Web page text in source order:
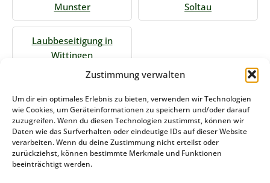
Zustimmung verwalten
Um dir ein optimales Erlebnis zu bieten, verwenden wir Technologien
wie Cookies, um Geräteinformationen zu speichern und/oder darauf
zuzugreifen. Wenn du diesen Technologien zustimmst, können wir
Daten wie das Surfverhalten oder eindeutige IDs auf dieser Website
verarbeiten. Wenn du deine Zustimmung nicht erteilst oder
zurückziehst, können bestimmte Merkmale und Funktionen
beeinträchtigt werden.
Munster
Soltau
Laubbeseitigung in
Wittingen
Jetzt Anfrage stellen
Zum Formular
Das könnte Sie auch interessieren